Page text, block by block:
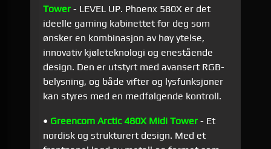
Tower - LEVEL UP. Phoenx 580X er det
ideelle gaming kabinettet for deg som
ønsker en kombinasjon av høy ytelse,
innovativ kjøleteknologi og enestående
design. Den er utstyrt med avansert RGB-
belysning, og både vifter og lysfunksjoner
kan styres med en medfølgende kontroll.
• Greencom Arctic 480X Midi Tower - Et
nordisk og strukturert design. Med et